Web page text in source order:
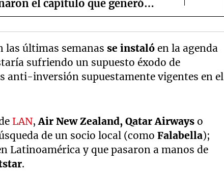
el capítulo que generó
las últimas semanasse instalóen la agenda
sufriendo un supuesto éxodo de
anti-inversión supuestamente vigentes en el
LAN,Air New Zealand, Qatar Airwayso
de un socio local (comoFalabella);
Latinoamérica y que pasaron a manos de
.